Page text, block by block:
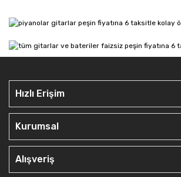
Hızlı Erişim
Kurumsal
Alışveriş